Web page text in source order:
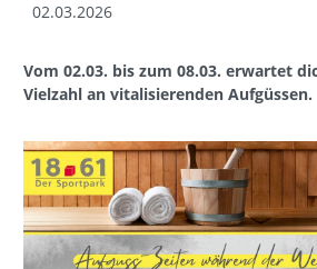
02.03.2026
Vom 02.03. bis zum 08.03. erwartet
Vielzahl an vitalisierenden Aufgüssen.